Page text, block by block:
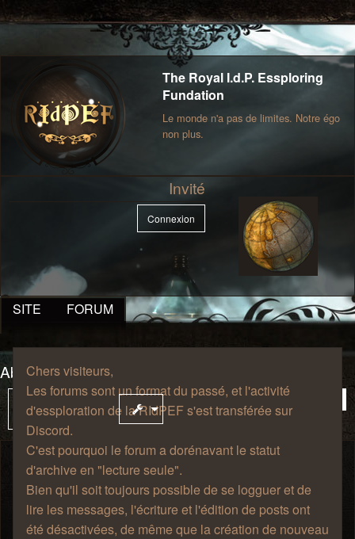
The Royal I.d.P. Essploring
Fundation
Le monde n'a pas de limites. Notre égo
non plus.
Invité
Connexion
SITE FORUM
Chers visiteurs,
Les forums sont un format du passé, et l'activité
d'essploration de la RIdPEF s'est transférée sur
Discord.
C'est pourquoi le forum a dorénavant le statut
d'archive en "lecture seule".
Bien qu'il soit toujours possible de se logguer et de
lire les messages, l'écriture et l'édition de posts ont
été désactivées, de même que la création de nouveau
Abyssum, Roi des Pirates autoproclamé
Sujet
verrouillé
16 messages
PouletSansTete
Re: Abyssum, Roi des Pirates
autoproclamé